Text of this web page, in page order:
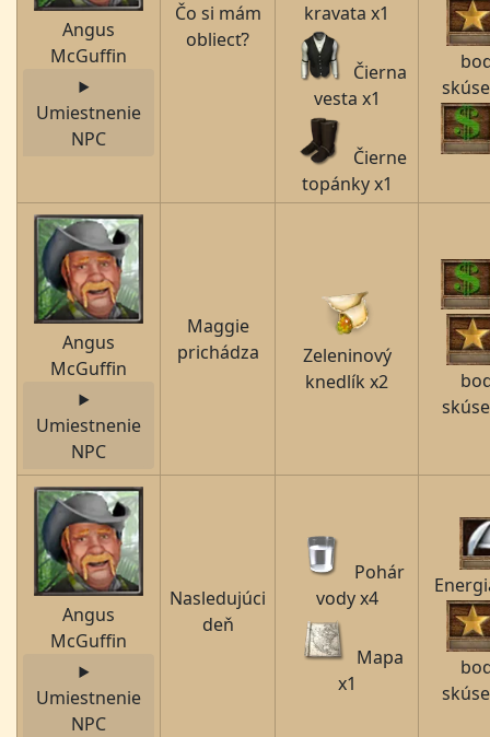
Angus
McGuffin
Umiestnenie
NPC
Čo si mám
obliecť?
kravata x1
Čierna
vesta x1
Čierne
topánky x1
Angus
McGuffin
Umiestnenie
NPC
Maggie
prichádza
Zeleninový
knedlík x2
Angus
McGuffin
Umiestnenie
NPC
Nasledujúci
deň
Pohár
vody x4
Mapa
x1